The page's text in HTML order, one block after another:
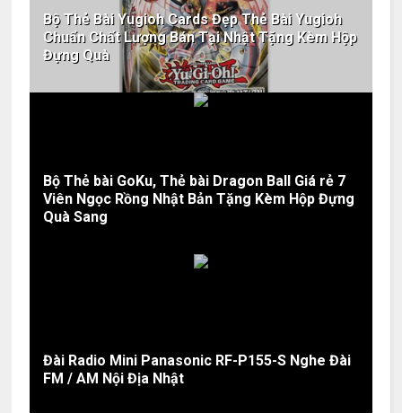
Bộ Thẻ Bài Yugioh Cards Đẹp Thẻ Bài Yugioh
Chuẩn Chất Lượng Bán Tại Nhật Tặng Kèm Hộp
Đựng Quà
Bộ Thẻ bài GoKu, Thẻ bài Dragon Ball Giá rẻ 7
Viên Ngọc Rồng Nhật Bản Tặng Kèm Hộp Đựng
Quà Sang
Đài Radio Mini Panasonic RF-P155-S Nghe Đài
FM / AM Nội Địa Nhật